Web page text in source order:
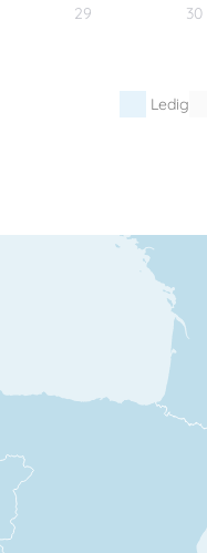
29
30
Ledig